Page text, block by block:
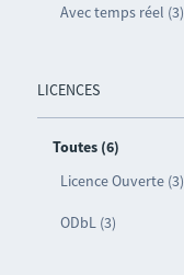
Avec temps réel (3)
LICENCES
Toutes (6)
Licence Ouverte (3)
ODbL (3)